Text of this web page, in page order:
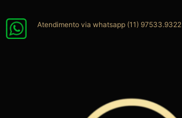
para
Atendimento via whatsapp (11) 97533.9322